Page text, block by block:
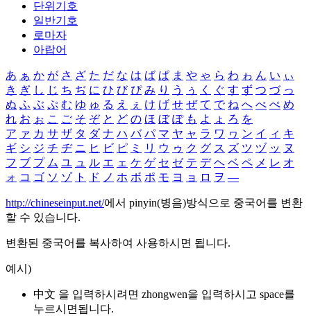
단위기호
일반기호
로마자
아랍어
あ ぁ か が さ ざ た だ な は ば ぱ ま や ゃ ら わ ゎ ん い ぃ
き ぎ し じ ち ぢ に ひ び ぴ み り う ぅ く ぐ す ず つ づ っ
ぬ ふ ぶ ぷ む ゆ ゅ る え ぇ け げ せ ぜ て で ね へ べ ぺ め
れ お ぉ こ ご そ ぞ と ど の ほ ぼ ぽ も よ ょ ろ を
ア ァ カ サ ザ タ ダ ナ ハ バ パ マ ヤ ャ ラ ワ ヮ ン イ ィ キ
ギ シ ジ チ ヂ ニ ヒ ビ ピ ミ リ ウ ゥ ク グ ス ズ ツ ヅ ッ ヌ
フ ブ プ ム ユ ュ ル エ ェ ケ ゲ セ ゼ テ デ ヘ ベ ペ メ レ オ
ォ コ ゴ ソ ゾ ト ド ノ ホ ボ ポ モ ヨ ョ ロ ヲ ―
http://chineseinput.net/에서 pinyin(병음)방식으로 중국어를 변환
할 수 있습니다.
변환된 중국어를 복사하여 사용하시면 됩니다.
예시)
中文 을 입력하시려면 zhongwen을 입력하시고 space를
누르시면됩니다.